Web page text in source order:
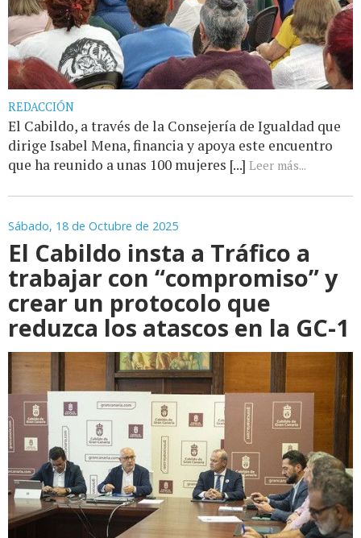
REDACCIÓN
El Cabildo, a través de la Consejería de Igualdad que
dirige Isabel Mena, financia y apoya este encuentro
que ha reunido a unas 100 mujeres [...] Leer más...
Sábado, 18 de Octubre de 2025
El Cabildo insta a Tráfico a
trabajar con “compromiso” y
crear un protocolo que
reduzca los atascos en la GC-1